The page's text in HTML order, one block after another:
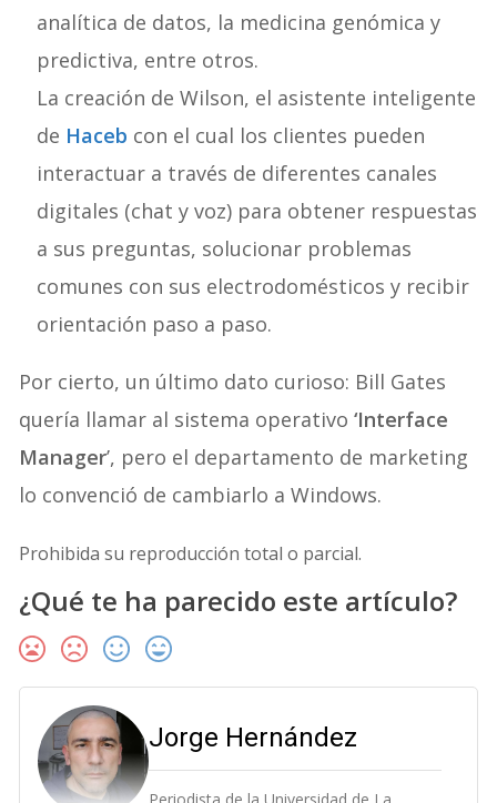
analítica de datos, la medicina genómica y
predictiva, entre otros.
La creación de Wilson, el asistente inteligente
de Haceb con el cual los clientes pueden
interactuar a través de diferentes canales
digitales (chat y voz) para obtener respuestas
a sus preguntas, solucionar problemas
comunes con sus electrodomésticos y recibir
orientación paso a paso.
Por cierto, un último dato curioso: Bill Gates
quería llamar al sistema operativo‘Interface
Manager’, pero el departamento de marketing
lo convenció de cambiarlo a Windows.
Prohibida su reproducción total o parcial.
¿Qué te ha parecido este artículo?
Jorge Hernández